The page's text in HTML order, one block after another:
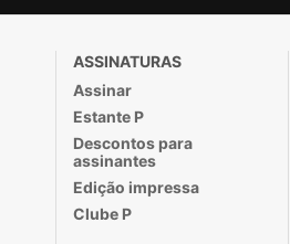
ASSINATURAS
Assinar
Estante P
Descontos para
assinantes
Edição impressa
Clube P